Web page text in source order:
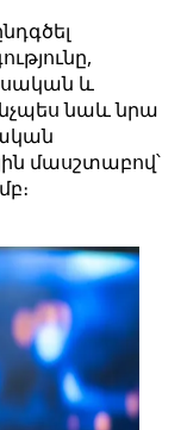
և
նաև նրա
մասշտաբով՝